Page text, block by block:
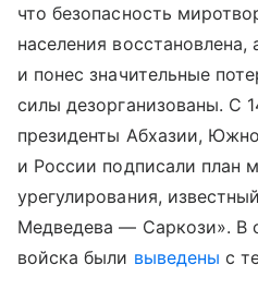
что безопасность
населения восстановлена,
и понес значительные
силы дезорганизованы. С
президенты Абхазии,
и России подписали план
урегулирования,
Медведева — Саркози». В
войска были выведены с